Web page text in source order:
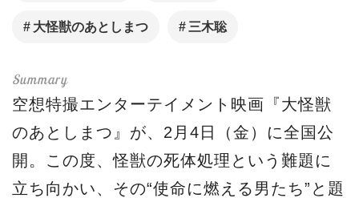
大怪獣のあとしまつ 三木聡
空想特撮エンターテイメント映画『大怪獣
のあとしまつ』が、2月4日（金）に全国公
開。この度、怪獣の死体処理という難題に
立ち向かい、その“使命に燃える男たち”と題